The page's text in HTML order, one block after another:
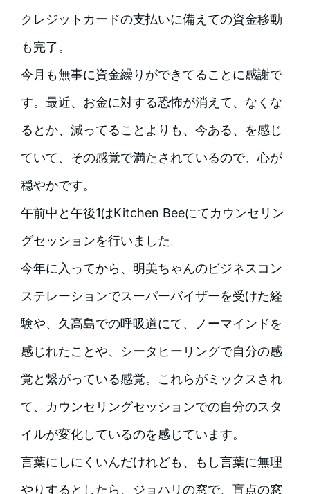
クレジットカードの支払いに備えての資金移動
も完了。
今月も無事に資金繰りができてることに感謝で
す。最近、お金に対する恐怖が消えて、なくな
るとか、減ってることよりも、今ある、を感じ
ていて、その感覚で満たされているので、心が
穏やかです。
午前中と午後1はKitchen Beeにてカウンセリン
グセッションを行いました。
今年に入ってから、明美ちゃんのビジネスコン
ステレーションでスーパーバイザーを受けた経
験や、久高島での呼吸道にて、ノーマインドを
感じれたことや、シータヒーリングで自分の感
覚と繋がっている感覚。これらがミックスされ
て、カウンセリングセッションでの自分のスタ
イルが変化しているのを感じています。
言葉にしにくいんだけれども、もし言葉に無理
やりするとしたら、ジョハリの窓で、盲点の窓